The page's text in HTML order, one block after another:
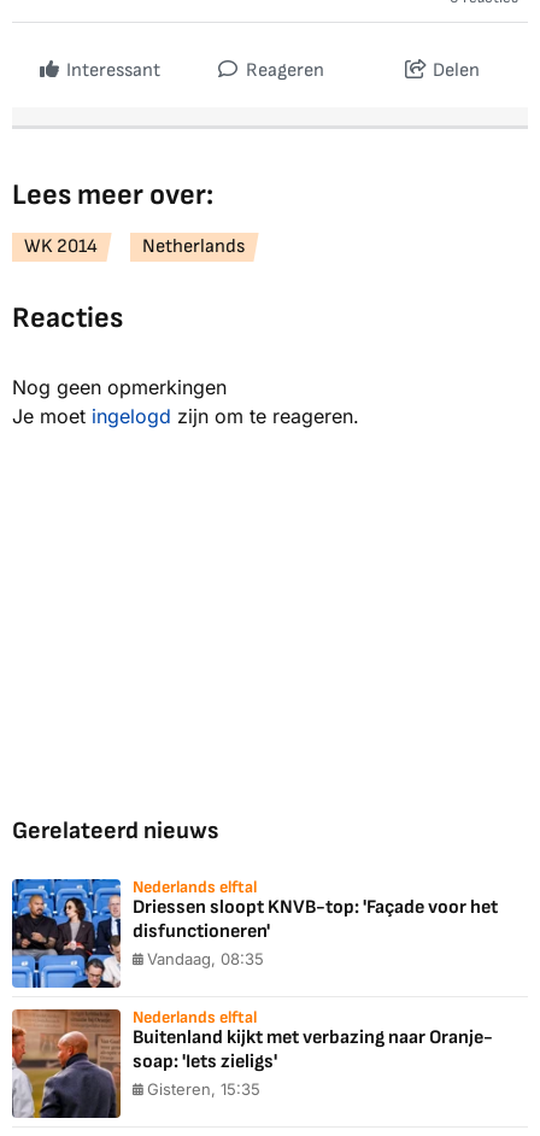
Interessant Reageren Delen
Lees meer over:
WK 2014 Netherlands
Reacties
Nog geen opmerkingen
Je moet ingelogd zijn om te reageren.
Gerelateerd nieuws
Nederlands elftal
Driessen sloopt KNVB-top: 'Façade voor het
disfunctioneren'
Vandaag, 08:35
Nederlands elftal
Buitenland kijkt met verbazing naar Oranje-
soap: 'Iets zieligs'
Gisteren, 15:35